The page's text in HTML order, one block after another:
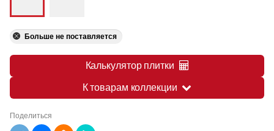
Больше не поставляется
Калькулятор плитки
К товарам коллекции
Поделиться